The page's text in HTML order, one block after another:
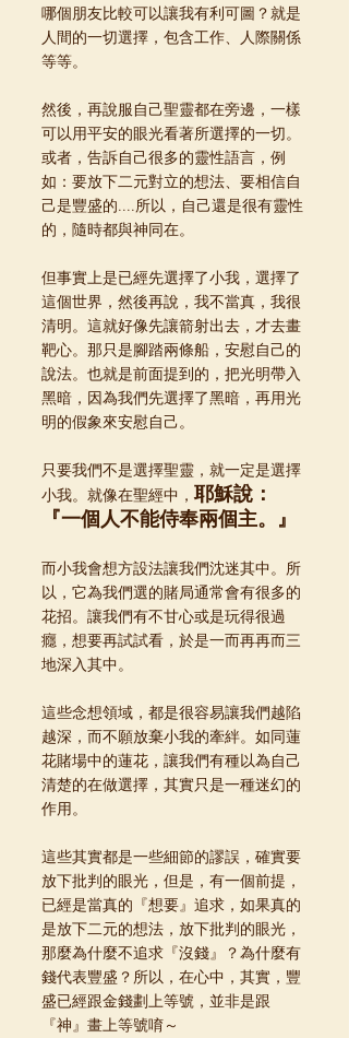
哪個朋友比較可以讓我有利可圖？就是
人間的一切選擇，包含工作、人際關係
等等。
然後，再說服自己聖靈都在旁邊，一樣
可以用平安的眼光看著所選擇的一切。
或者，告訴自己很多的靈性語言，例
如：要放下二元對立的想法、要相信自
己是豐盛的....所以，自己還是很有靈性
的，隨時都與神同在。
但事實上是已經先選擇了小我，選擇了
這個世界，然後再說，我不當真，我很
清明。這就好像先讓箭射出去，才去畫
靶心。那只是腳踏兩條船，安慰自己的
說法。也就是前面提到的，把光明帶入
黑暗，因為我們先選擇了黑暗，再用光
明的假象來安慰自己。
只要我們不是選擇聖靈，就一定是選擇
小我。就像在聖經中，耶穌說：
『一個人不能侍奉兩個主。』
而小我會想方設法讓我們沈迷其中。所
以，它為我們選的賭局通常會有很多的
花招。讓我們有不甘心或是玩得很過
癮，想要再試試看，於是一而再再而三
地深入其中。
這些念想領域，都是很容易讓我們越陷
越深，而不願放棄小我的牽絆。如同蓮
花賭場中的蓮花，讓我們有種以為自己
清楚的在做選擇，其實只是一種迷幻的
作用。
這些其實都是一些細節的謬誤，確實要
放下批判的眼光，但是，有一個前提，
已經是當真的『想要』追求，如果真的
是放下二元的想法，放下批判的眼光，
那麼為什麼不追求『沒錢』？為什麼有
錢代表豐盛？所以，在心中，其實，豐
盛已經跟金錢劃上等號，並非是跟
『神』畫上等號唷～